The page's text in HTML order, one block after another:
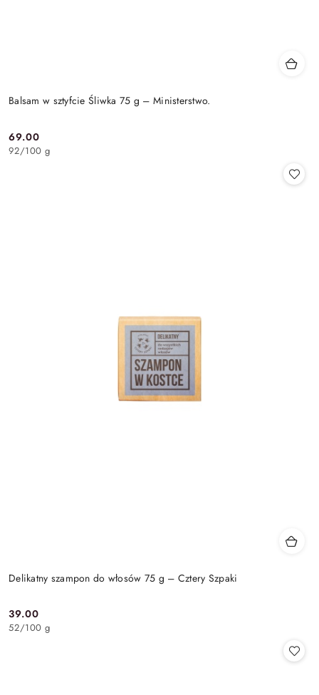
Balsam w sztyfcie Śliwka 75 g – Ministerstwo.
Cena:
69.00
92/100 g
Delikatny szampon do włosów 75 g – Cztery Szpaki
Cena:
39.00
52/100 g